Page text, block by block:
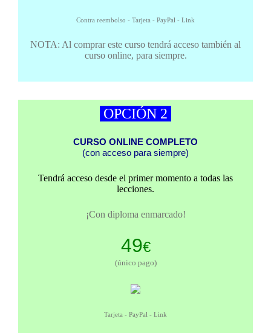
Contra reembolso - Tarjeta - PayPal - Link
NOTA: Al comprar este curso tendrá acceso también al
curso online, para siempre.
OPCIÓN 2
CURSO ONLINE COMPLETO
(con acceso para siempre)
Tendrá acceso desde el primer momento a todas las
lecciones.
¡Con diploma enmarcado!
49€
(único pago)
Tarjeta - PayPal - Link